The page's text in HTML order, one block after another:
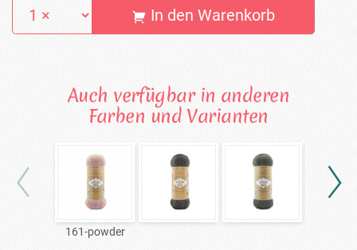
In den Warenkorb
Auch verfügbar in anderen
Farben und Varianten
161-powder